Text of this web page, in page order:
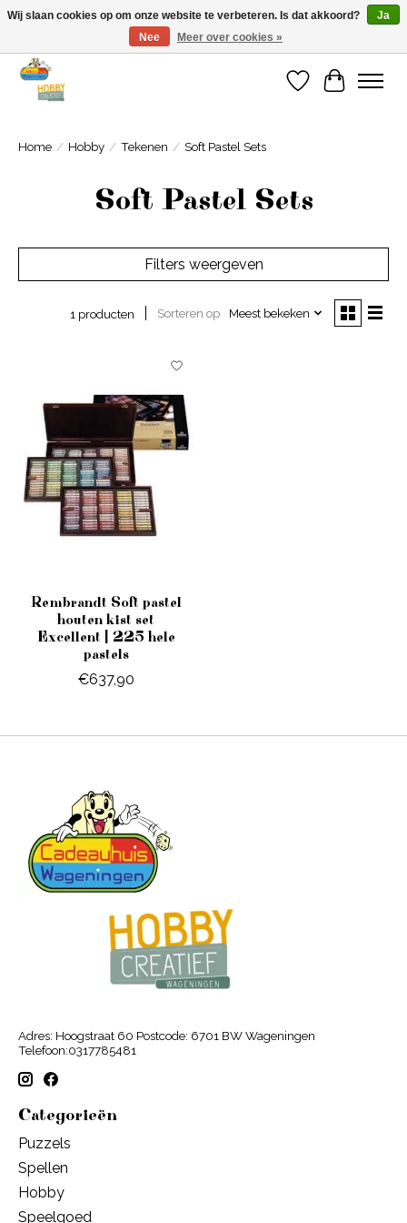
Welkom bij Cadeauhuis Wageningen
Verlanglijst
Home / Hobby / Tekenen / Soft Pastel Sets
Soft Pastel Sets
Filters weergeven
1 producten Sorteren op Meest bekeken
Rembrandt Soft pastel
houten kist set
Excellent | 225 hele
pastels
€637,90
Adres: Hoogstraat 60 Postcode: 6701 BW Wageningen
Telefoon:0317785481
Categorieën
Puzzels
Spellen
Hobby
Speelgoed
Wij slaan cookies op om onze website te verbeteren. Is dat akkoord?
Ja
Nee
Meer over cookies »